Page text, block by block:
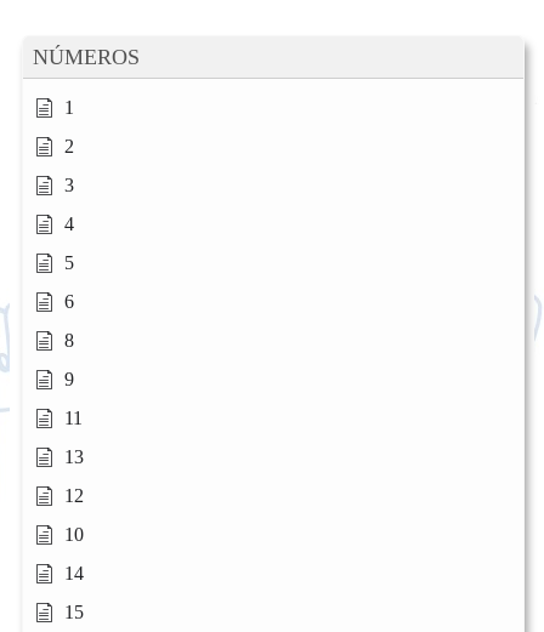
NÚMEROS
1
2
3
4
5
6
8
9
11
13
12
10
14
15